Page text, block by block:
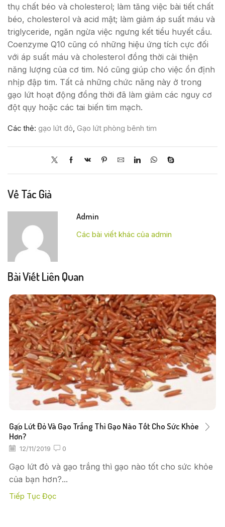
thụ chất béo và cholesterol; làm tăng việc bài tiết chất
béo, cholesterol và acid mật; làm giảm áp suất máu và
triglyceride, ngăn ngừa việc ngưng kết tiểu huyết cầu.
Coenzyme Q10 cũng có những hiệu ứng tích cực đối
với áp suất máu và cholesterol đồng thời cải thiện
năng lượng của cơ tim. Nó cũng giúp cho việc ổn định
nhịp đập tim. Tất cả những chức năng này ở trong
gạo lứt hoạt động đồng thời đã làm giảm các nguy cơ
đột qụy hoặc các tai biến tim mạch.
Các thẻ: gạo lứt đỏ, Gạo lứt phòng bênh tim
Về Tác Giả
Admin
Các bài viết khác của admin
Bài Viết Liên Quan
Gạo Lứt Đỏ Và Gạo Trắng Thì Gạo Nào Tốt Cho Sức Khỏe
Hơn?
12/11/2019 0
Gạo lứt đỏ và gạo trắng thì gạo nào tốt cho sức khỏe
của bạn hơn?...
Tiếp Tục Đọc